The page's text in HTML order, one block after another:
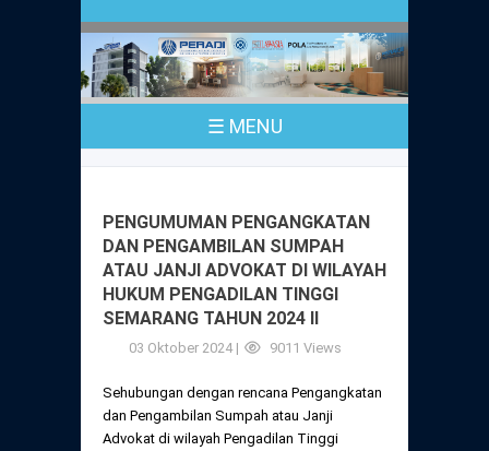
☰ MENU
Sejarah
Pusat Bantuan Hukum
Peraturan
Anggaran Dasar
Anggaran Rumah Tangga
Peraturan Perpindahan Domisili Anggota
PKPA
UPA
Magang
Pengangkatan & Pengambilan Sumpah
Dewan Kehormatan
Dewan Kehormatan Pusat
Peraturan Pelaksanaan
Komisi Pengawas
Komisi Pengawas Pusat
Komisi Pengawas Daerah
Certificate of Good Standing (COGS)
PENGUMUMAN PENGANGKATAN
DAN PENGAMBILAN SUMPAH
ATAU JANJI ADVOKAT DI WILAYAH
HUKUM PENGADILAN TINGGI
SEMARANG TAHUN 2024 II
03 Oktober 2024 | 9011 Views
Sehubungan dengan rencana Pengangkatan
dan Pengambilan Sumpah atau Janji
Advokat di wilayah Pengadilan Tinggi